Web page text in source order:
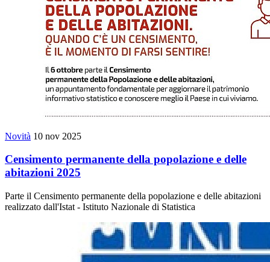
Novità 10 nov 2025
Censimento permanente della popolazione e delle
abitazioni 2025
Parte il Censimento permanente della popolazione e delle abitazioni
realizzato dall'Istat - Istituto Nazionale di Statistica